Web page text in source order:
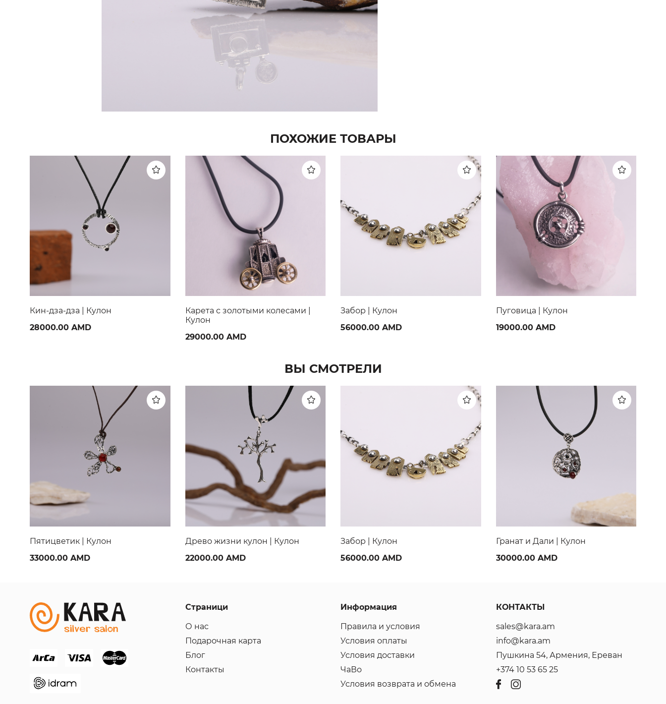
ПОХОЖИЕ ТОВАРЫ
Карета с золотыми колесами |
Забор | Кулон
56000.00 AMD
Пуговица | Кулон
19000.00 AMD
Живая вода | Кулон
48000.00 AMD
ВЫ СМОТРЕЛИ
Древо жизни кулон | Кулон
22000.00 AMD
Забор | Кулон
56000.00 AMD
Гранат и Дали | Кулон
30000.00 AMD
Скат | Кулон
48000.00 AMD
Страници
О нас
Подарочная карта
Блог
Контакты
Информация
Правила и условия
Условия оплаты
Условия доставки
ЧаВо
Условия возврата и обмена
КОНТАКТЫ
sales@kara.am
info@kara.am
Пушкина 54, Армения, Ереван
+374 10 53 65 25